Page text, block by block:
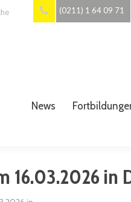
(0211) 1 64 09 71
News
16.03.2026 in